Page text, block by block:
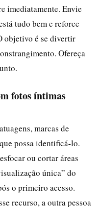
imediatamente. Envie
tudo bem e reforce
objetivo é se divertir
Ofereça
fotos íntimas
marcas de
possa identificá-lo.
ou cortar áreas
única” do
o primeiro acesso.
recurso, a outra pessoa